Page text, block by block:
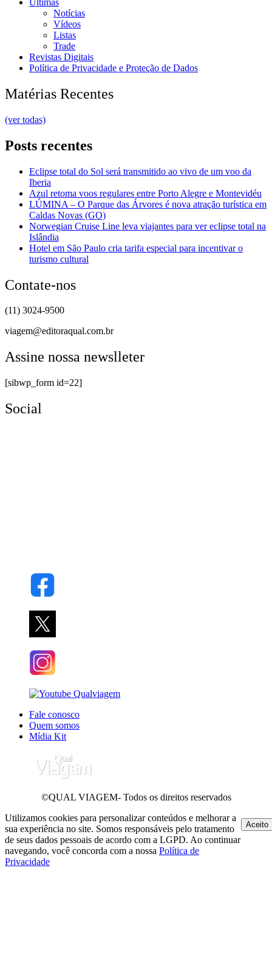
Últimas
Notícias
Vídeos
Listas
Trade
Revistas Digitais
Política de Privacidade e Proteção de Dados
Matérias Recentes
(ver todas)
Posts recentes
Eclipse total do Sol será transmitido ao vivo de um voo da
Iberia
Azul retoma voos regulares entre Porto Alegre e Montevidéu
LÚMINA – O Parque das Árvores é nova atração turística em
Caldas Novas (GO)
Norwegian Cruise Line leva viajantes para ver eclipse total na
Islândia
Hotel em São Paulo cria tarifa especial para incentivar o
turismo cultural
Contate-nos
(11) 3024-9500
viagem@editoraqual.com.br
Assine nossa newslleter
[sibwp_form id=22]
Social
Fale conosco
Quem somos
Mídia Kit
©QUAL VIAGEM- Todos os direitos reservados
Utilizamos cookies para personalizar conteúdos e melhorar a
sua experiência no site. Somos responsáveis pelo tratamento
de seus dados pessoais de acordo com a LGPD. Ao continuar
navegando, você concorda com a nossa Política de
Privacidade
Aceito